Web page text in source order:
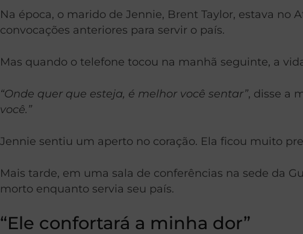
Na época, o marido de Jennie, Brent Taylor, estava
convocações anteriores para servir o país.
Mas quando o telefone tocou na manhã seguinte, a
“Onde quer que esteja, é melhor você sentar”, disse a
você.”
Jennie sentiu um aperto no coração. Ela ficou muito
Mais tarde, em uma sala de conferências na sede da
morto enquanto servia seu país.
“Ele confortará a minha dor”